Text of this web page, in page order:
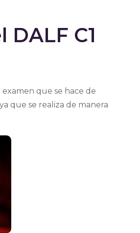
C1
que se hace de
que se realiza de manera